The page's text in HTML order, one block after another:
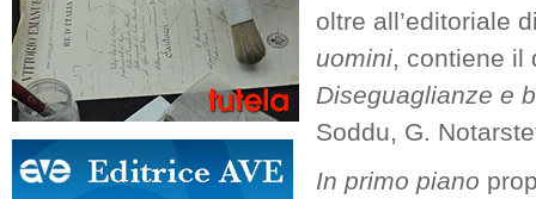
oltre all’editoriale
uomini, contiene il
Diseguaglianze e
Soddu, G.
In primo piano